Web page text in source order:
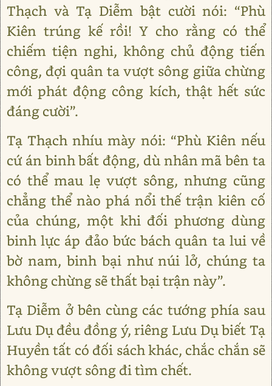
Thạch và Tạ Diễm bật cười nói: “Phù
Kiên trúng kế rồi! Y cho rằng có thể
chiếm tiện nghi, không chủ động tiến
công, đợi quân ta vượt sông giữa chừng
mới phát động công kích, thật hết sức
đáng cười”.
Tạ Thạch nhíu mày nói: “Phù Kiên nếu
cứ án binh bất động, dù nhân mã bên ta
có thể mau lẹ vượt sông, nhưng cũng
chẳng thể nào phá nổi thế trận kiên cố
của chúng, một khi đối phương dùng
binh lực áp đảo bức bách quân ta lui về
bờ nam, binh bại như núi lở, chúng ta
không chừng sẽ thất bại trận này”.
Tạ Diễm ở bên cùng các tướng phía sau
Lưu Dụ đều đồng ý, riêng Lưu Dụ biết Tạ
Huyền tất có đối sách khác, chắc chắn sẽ
không vượt sông đi tìm chết.